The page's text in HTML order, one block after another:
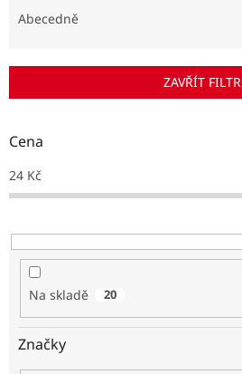
r
d
k
t
Abecedně
ZAVŘÍT FILTR
Cena
24 Kč
Na skladě 20
Značky